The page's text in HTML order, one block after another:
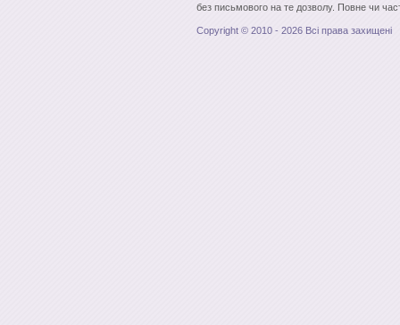
без письмового на те дозволу. Повне чи
Copyright © 2010 - 2026 Всі права захищені